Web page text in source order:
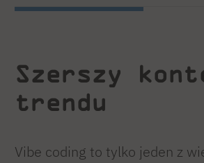
Szerszy
trendu
Vibe coding to tylko jeden z